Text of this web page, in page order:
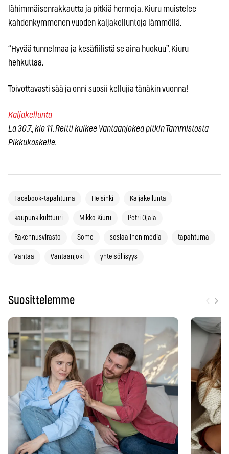
lähimmäisenrakkautta ja pitkiä hermoja. Kiuru muistelee
kahdenkymmenen vuoden kaljakelluntoja lämmöllä.
“Hyvää tunnelmaa ja kesäfiilistä se aina huokuu”, Kiuru
hehkuttaa.
Toivottavasti sää ja onni suosii kellujia tänäkin vuonna!
Kaljakellunta
La 30.7., klo 11. Reitti kulkee Vantaanjokea pitkin Tammistosta
Pikkukoskelle.
Facebook-tapahtuma Helsinki Kaljakellunta
kaupunkikulttuuri Mikko Kiuru Petri Ojala
Rakennusvirasto Some sosiaalinen media tapahtuma
Vantaa Vantaanjoki yhteisöllisyys
Suosittelemme ›